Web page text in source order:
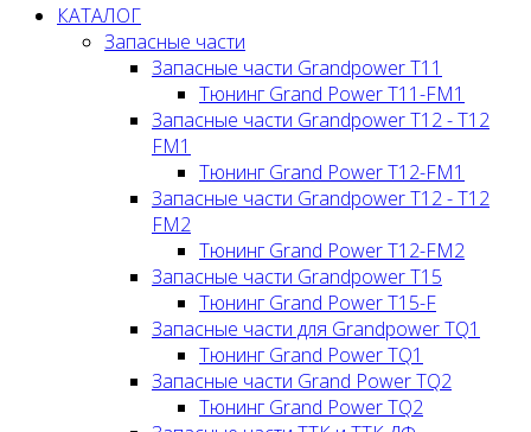
КАТАЛОГ
Запасные части
Запасные части Grandpower T11
Тюнинг Grand Power T11-FM1
Запасные части Grandpower T12 - T12
FM1
Тюнинг Grand Power T12-FM1
Запасные части Grandpower T12 - T12
FM2
Тюнинг Grand Power T12-FM2
Запасные части Grandpower T15
Тюнинг Grand Power T15-F
Запасные части для Grandpower TQ1
Тюнинг Grand Power TQ1
Запасные части Grand Power TQ2
Тюнинг Grand Power TQ2